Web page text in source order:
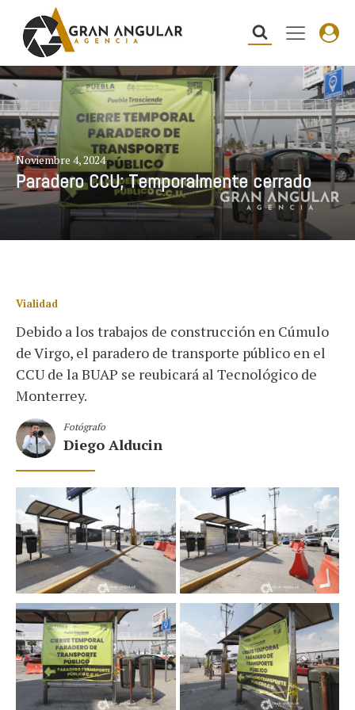
Noviembre 4, 2024
Paradero CCU; Temporalmente cerrado
Vialidad
Debido a los trabajos de construcción en Cúmulo
de Virgo, el paradero de transporte público en el
CCU de la BUAP se reubicará al Tecnológico de
Monterrey.
Fotógrafo
Diego Alducin